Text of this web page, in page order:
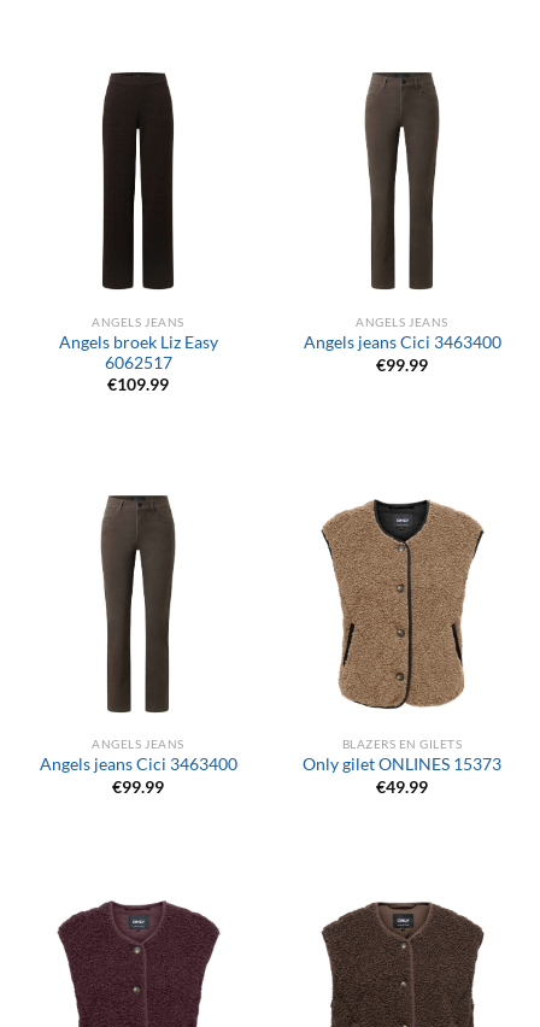
ANGELS JEANS
Angels broek Liz Easy
6062517
€109.99
ANGELS JEANS
Angels jeans Cici 3463400
€99.99
ANGELS JEANS
Angels jeans Cici 3463400
€99.99
BLAZERS EN GILETS
Only gilet ONLINES 15373
€49.99